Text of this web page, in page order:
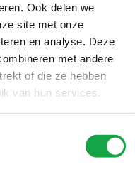
Ook delen we
site met onze
en analyse. Deze
met andere
of die ze hebben
van hun services.